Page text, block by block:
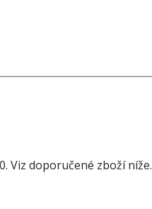
Viz doporučené zboží níže.